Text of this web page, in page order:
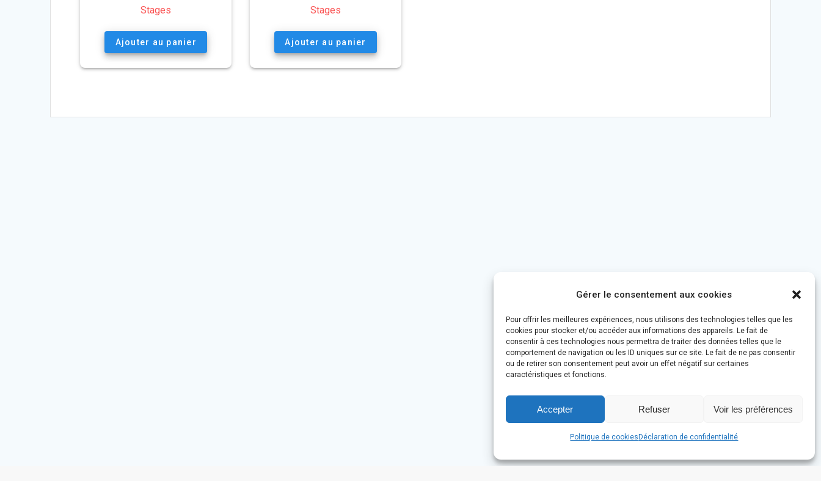
Gérer le consentement aux cookies
Pour offrir les meilleures expériences, nous utilisons des technologies telles que les
cookies pour stocker et/ou accéder aux informations des appareils. Le fait de
consentir à ces technologies nous permettra de traiter des données telles que le
comportement de navigation ou les ID uniques sur ce site. Le fait de ne pas consentir
ou de retirer son consentement peut avoir un effet négatif sur certaines
caractéristiques et fonctions.
Accepter Refuser Voir les préférences
Politique de cookies Déclaration de confidentialité
Stages
Ajouter au panier
Stages
Ajouter au panier